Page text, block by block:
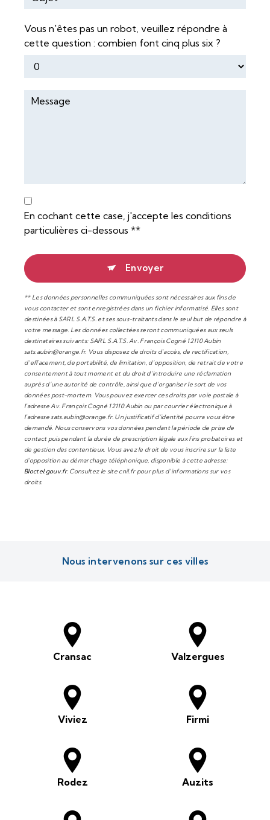
Vous n'êtes pas un robot, veuillez répondre à
cette question : combien font cinq plus six ?
En cochant cette case, j'accepte les conditions
particulières ci-dessous **
Envoyer
** Les données personnelles communiquées sont nécessaires aux fins de
vous contacter et sont enregistrées dans un fichier informatisé. Elles sont
destinées à SARL S.A.T.S. et ses sous-traitants dans le seul but de répondre à
votre message. Les données collectées seront communiquées aux seuls
destinataires suivants: SARL S.A.T.S. Av. François Cogné 12110 Aubin
sats.aubin@orange.fr. Vous disposez de droits d’accès, de rectification,
d’effacement, de portabilité, de limitation, d’opposition, de retrait de votre
consentement à tout moment et du droit d’introduire une réclamation
auprès d’une autorité de contrôle, ainsi que d’organiser le sort de vos
données post-mortem. Vous pouvez exercer ces droits par voie postale à
l'adresse Av. François Cogné 12110 Aubin ou par courrier électronique à
l'adresse sats.aubin@orange.fr. Un justificatif d'identité pourra vous être
demandé. Nous conservons vos données pendant la période de prise de
contact puis pendant la durée de prescription légale aux fins probatoires et
de gestion des contentieux. Vous avez le droit de vous inscrire sur la liste
d'opposition au démarchage téléphonique, disponible à cette adresse:
Bloctel.gouv.fr. Consultez le site cnil.fr pour plus d’informations sur vos
droits.
Nous intervenons sur ces villes
Cransac Valzergues
Viviez Firmi
Rodez Auzits